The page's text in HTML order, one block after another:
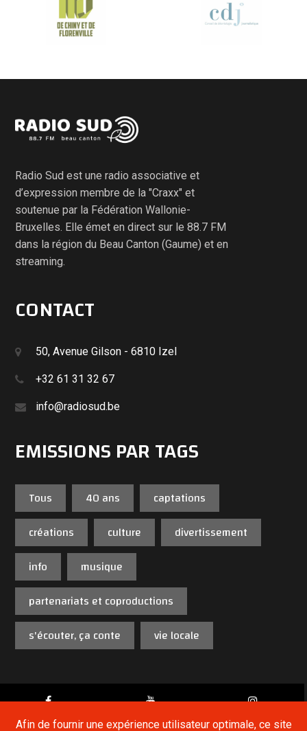
Afin de fournir une expérience utilisateur optimale, ce site
Radio Sud est une radio associative et
d’expression membre de la "Craxx" et
soutenue par la Fédération Wallonie-
Bruxelles. Elle émet en direct sur le 88.7 FM
dans la région du Beau Canton (Gaume) et en
streaming.
CONTACT
50, Avenue Gilson - 6810 Izel
+32 61 31 32 67
info@radiosud.be
EMISSIONS PAR TAGS
Tous 40 ans
captations
créations
culture
divertissement
info
musique
partenariats et coproductions
s'écouter, ça conte
vie locale